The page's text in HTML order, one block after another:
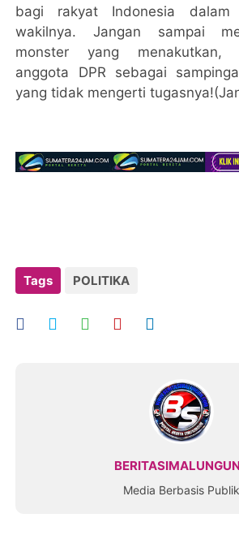
bagi rakyat Indonesia dalam
wakilnya. Jangan sampai
monster yang menakutkan,
anggota DPR sebagai
yang tidak mengerti
Tags POLITIKA
BERITASIMALUNGUN
Media Berbasis Publik